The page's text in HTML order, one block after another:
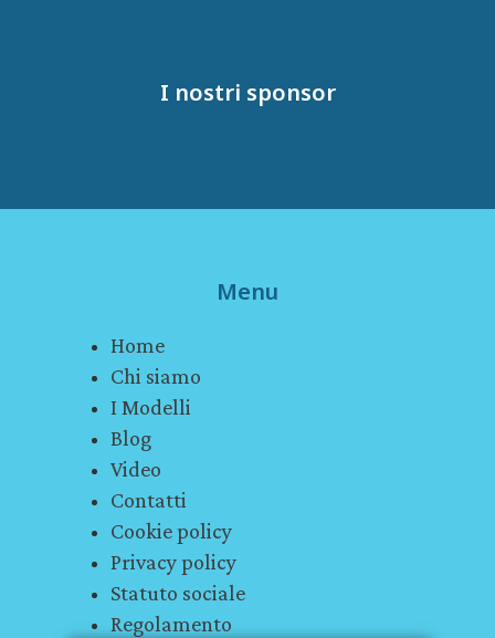
Menu
Home
Chi siamo
I Modelli
Blog
Video
Contatti
Cookie policy
Privacy policy
Statuto sociale
Regolamento
I nostri sponsor